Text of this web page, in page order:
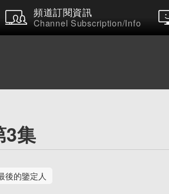
頻道訂閱資訊
Channel Subscription/Info
3集
後的鑒定人